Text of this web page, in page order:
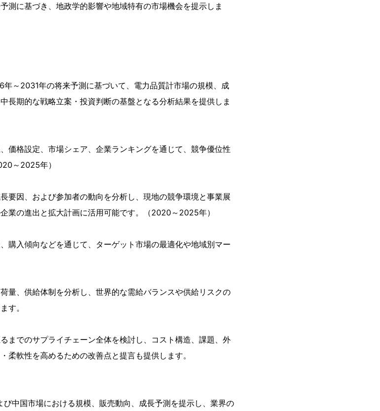
測に基づき、地政学的影響や地域特有の市場機会を提示しま
～2031年の将来予測に基づいて、電力品質計市場の規模、成
長期的な戦略立案・投資判断の基盤となる分析結果を提供しま
価格設定、市場シェア、企業ランキングを通じて、競争優位性
～2025年）
要因、および参加者の動向を分析し、現地の競争環境と事業展
業の進出と拡大計画に活用可能です。（2020～2025年）
購入傾向などを通じて、ターゲット市場の最適化や地域別マー
量、供給体制を分析し、世界的な需給バランスや供給リスクの
す。
までのサプライチェーン全体を検討し、コスト構造、課題、外
柔軟性を高めるための改善点と提言も提供します。
中国市場における規模、販売動向、成長予測を提示し、業界の